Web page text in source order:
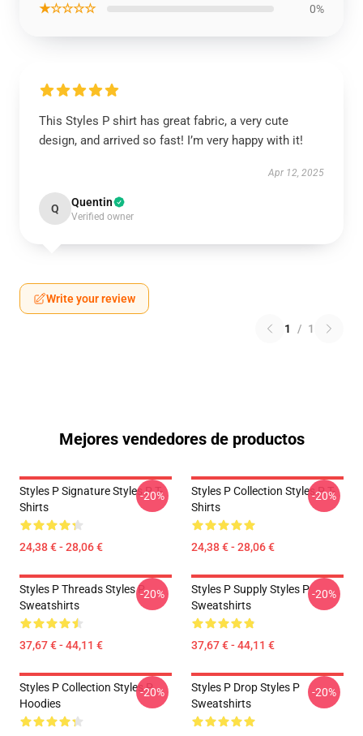
★☆☆☆☆ 0%
This Styles P shirt has great fabric, a very cute
design, and arrived so fast! I’m very happy with it!
Apr 12, 2025
Q Quentin
Verified owner
Write your review
1 / 1
Mejores vendedores de productos
Styles P Signature Styles P T-
Shirts
24,38 € - 28,06 €
-20%
Styles P Collection Styles P T-
Shirts
24,38 € - 28,06 €
-20%
Styles P Threads Styles P
Sweatshirts
37,67 € - 44,11 €
-20%
Styles P Supply Styles P
Sweatshirts
37,67 € - 44,11 €
-20%
Styles P Collection Styles P
Hoodies
-20%
Styles P Drop Styles P
Sweatshirts
-20%